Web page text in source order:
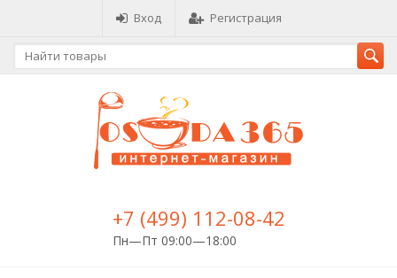
Вход Регистрация
+7 (499) 112-08-42
Пн—Пт 09:00—18:00